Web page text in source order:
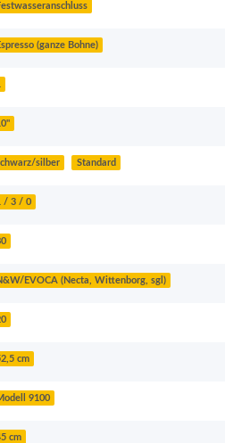
(ganze Bohne)
silber Standard
/ 3 / 0
EVOCA (Necta, Wittenborg, sgl)
cm
9100
cm